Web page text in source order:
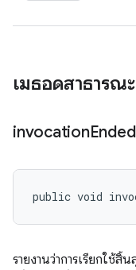
เมธอดสาธารณะ
invocationEnded
public void
รายงานว่าการเรียกใช้สิ้